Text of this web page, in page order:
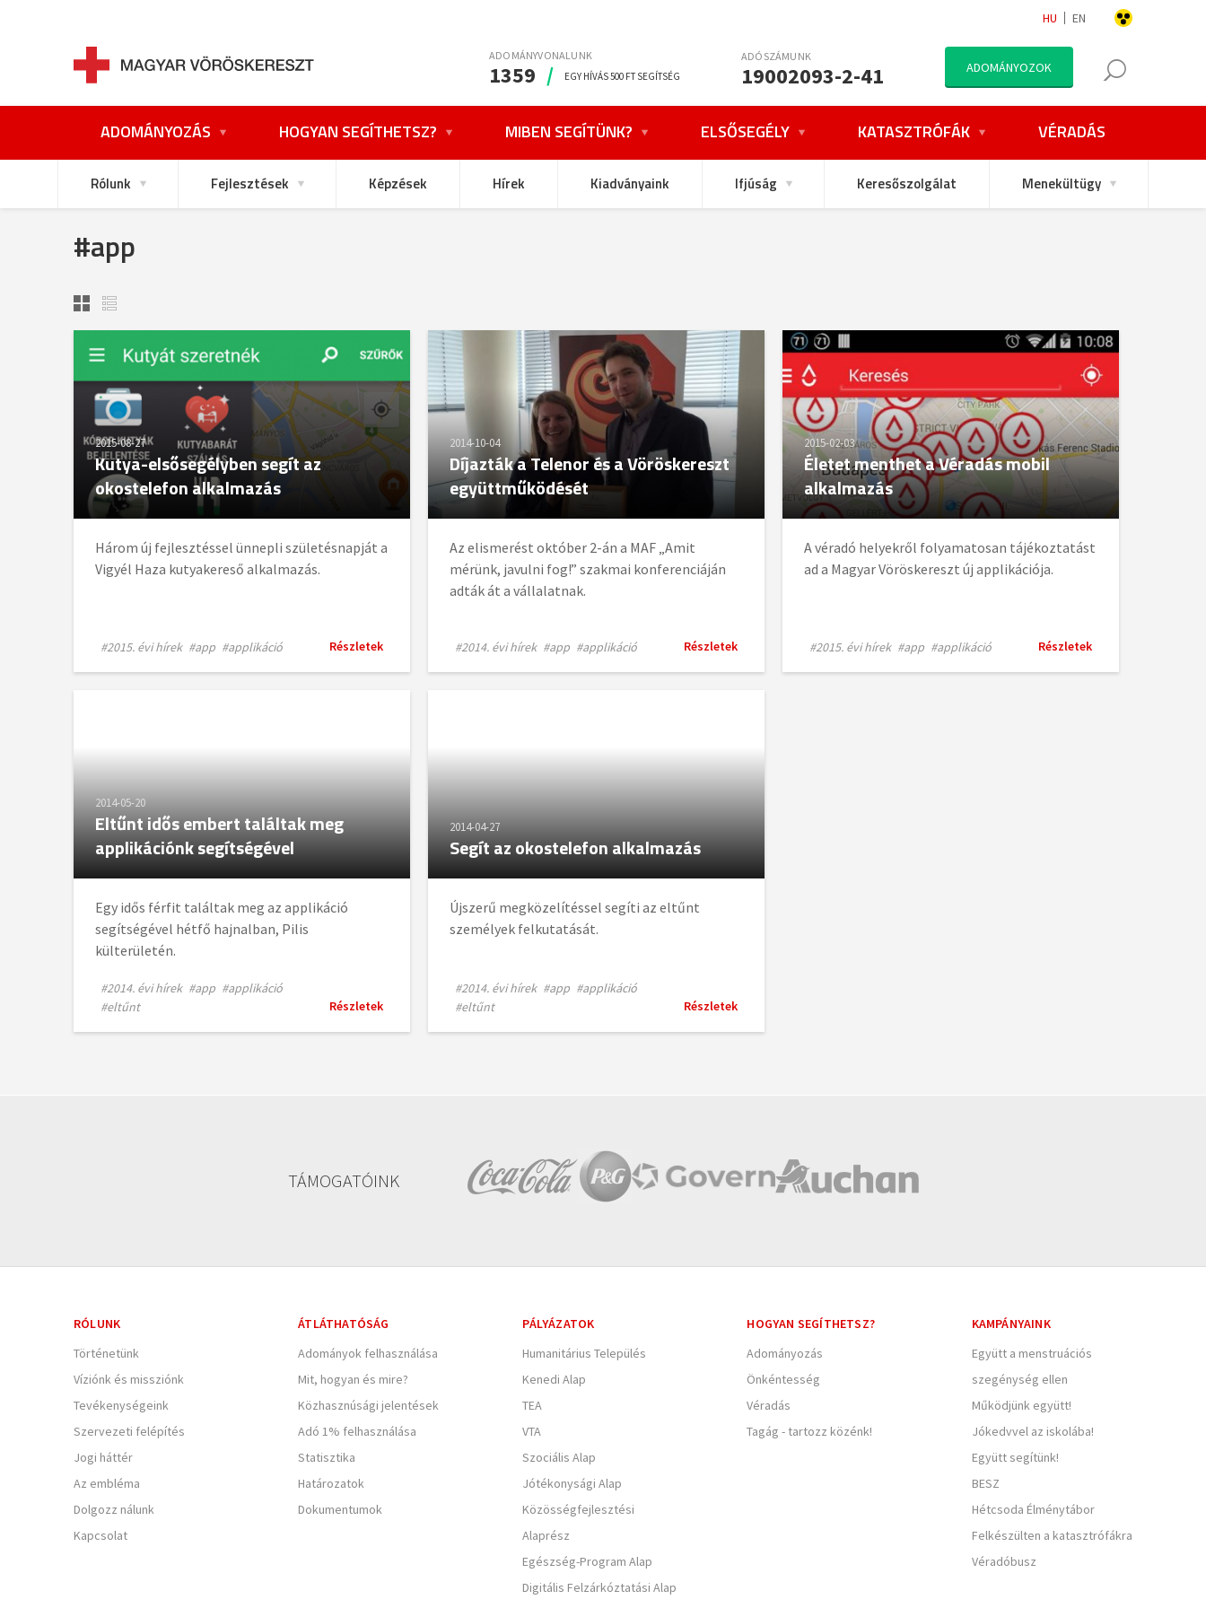
HU EN
ADOMÁNYVONALUNK
1359 / EGY HÍVÁS 500 FT SEGÍTSÉG
ADÓSZÁMUNK
19002093-2-41 ADOMÁNYOZOK
ADOMÁNYOZÁS HOGYAN SEGÍTHETSZ? MIBEN SEGÍTÜNK? ELSŐSEGÉLY KATASZTRÓFÁK VÉRADÁS
Rólunk Fejlesztések Képzések Hírek Kiadványaink Ifjúság Keresőszolgálat Menekültügy
#app
2015-08-27
Kutya-elsősegélyben segít az
okostelefon alkalmazás
Három új fejlesztéssel ünnepli születésnapját a
Vigyél Haza kutyakereső alkalmazás.
#2015. évi hírek #app #applikáció Részletek
2014-10-04
Díjazták a Telenor és a Vöröskereszt
együttműködését
Az elismerést október 2-án a MAF „Amit
mérünk, javulni fog!” szakmai konferenciáján
adták át a vállalatnak.
#2014. évi hírek #app #applikáció Részletek
2015-02-03
Életet menthet a Véradás mobil
alkalmazás
A véradó helyekről folyamatosan tájékoztatást
ad a Magyar Vöröskereszt új applikációja.
#2015. évi hírek #app #applikáció Részletek
2014-05-20
Eltűnt idős embert találtak meg
applikációnk segítségével
Egy idős férfit találtak meg az applikáció
segítségével hétfő hajnalban, Pilis
külterületén.
#2014. évi hírek #app #applikáció
#eltűnt
Részletek
2014-04-27
Segít az okostelefon alkalmazás
Újszerű megközelítéssel segíti az eltűnt
személyek felkutatását.
#2014. évi hírek #app #applikáció
#eltűnt
Részletek
TÁMOGATÓINK
RÓLUNK
Történetünk
Víziónk és missziónk
Tevékenységeink
Szervezeti felépítés
Jogi háttér
Az embléma
Dolgozz nálunk
Kapcsolat
ÁTLÁTHATÓSÁG
Adományok felhasználása
Mit, hogyan és mire?
Közhasznúsági jelentések
Adó 1% felhasználása
Statisztika
Határozatok
Dokumentumok
PÁLYÁZATOK
Humanitárius Település
Kenedi Alap
TEA
VTA
Szociális Alap
Jótékonysági Alap
Közösségfejlesztési
Alaprész
Egészség-Program Alap
Digitális Felzárkóztatási Alap
HOGYAN SEGÍTHETSZ?
Adományozás
Önkéntesség
Véradás
Tagág - tartozz közénk!
KAMPÁNYAINK
Együtt a menstruációs
szegénység ellen
Működjünk együtt!
Jókedvvel az iskolába!
Együtt segítünk!
BESZ
Hétcsoda Élménytábor
Felkészülten a katasztrófákra
Véradóbusz